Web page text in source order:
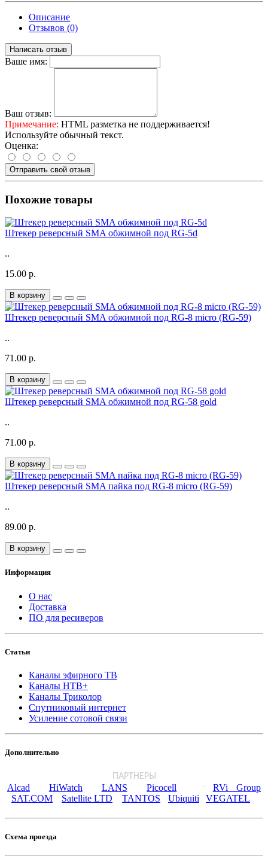
Описание
Отзывов (0)
Написать отзыв
Ваше имя:
Ваш отзыв:
Примечание: HTML разметка не поддерживается!
Используйте обычный текст.
Оценка:
Отправить свой отзыв
Похожие товары
Штекер реверсный SMA обжимной под RG-5d
..
15.00 р.
В корзину
Штекер реверсный SMA обжимной под RG-8 micro (RG-59)
..
71.00 р.
В корзину
Штекер реверсный SMA обжимной под RG-58 gold
..
71.00 р.
В корзину
Штекер реверсный SMA пайка под RG-8 micro (RG-59)
..
89.00 р.
В корзину
Информация
О нас
Доставка
ПО для ресиверов
Статьи
Каналы эфирного ТВ
Каналы НТВ+
Каналы Триколор
Спутниковый интернет
Усиление сотовой связи
Дополнительно
ПАРТНЕРЫ
¨Alcad ¨ HiWatch ¨LANS ¨Picocell ¨ RVi Group
¨ SAT.COM ¨ Satellite LTD ¨TANTOS ¨Ubiquiti ¨VEGATEL
Схема проезда